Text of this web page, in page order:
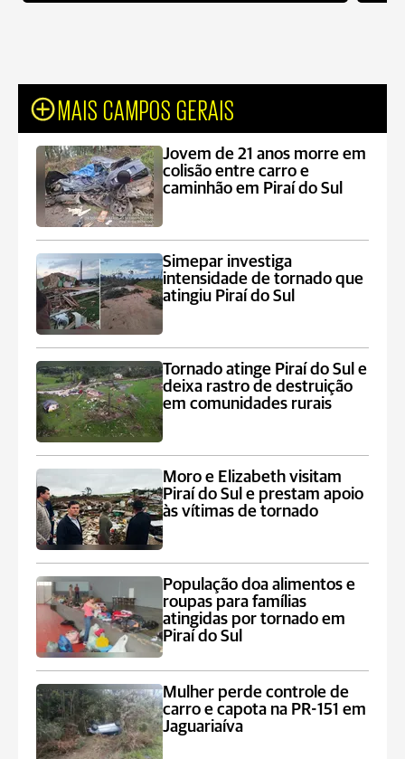
MAIS CAMPOS GERAIS
Jovem de 21 anos morre em
colisão entre carro e
caminhão em Piraí do Sul
Simepar investiga
intensidade de tornado que
atingiu Piraí do Sul
Tornado atinge Piraí do Sul e
deixa rastro de destruição
em comunidades rurais
Moro e Elizabeth visitam
Piraí do Sul e prestam apoio
às vítimas de tornado
População doa alimentos e
roupas para famílias
atingidas por tornado em
Piraí do Sul
Mulher perde controle de
carro e capota na PR-151 em
Jaguariaíva